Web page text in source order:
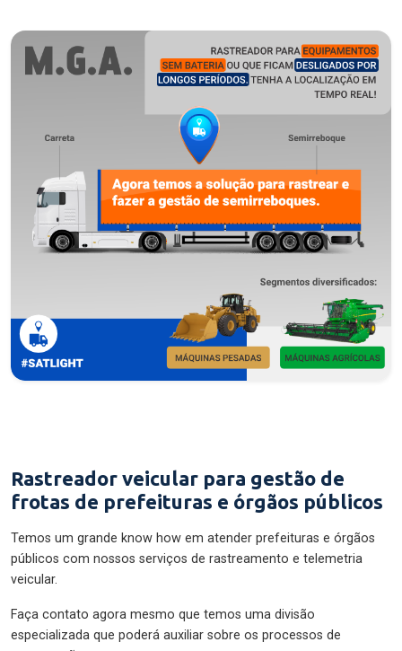
Rastreador veicular para gestão de
frotas de prefeituras e órgãos públicos
Temos um grande know how em atender prefeituras e órgãos
públicos com nossos serviços de rastreamento e telemetria
veicular.
Faça contato agora mesmo que temos uma divisão
especializada que poderá auxiliar sobre os processos de